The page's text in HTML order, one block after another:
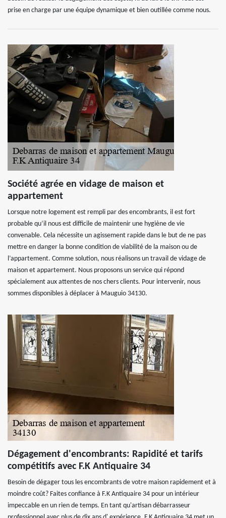
prise en charge par une équipe dynamique et bien outillée comme nous.
Société agrée en vidage de maison et
appartement
Lorsque notre logement est rempli par des encombrants, il est fort
probable qu’il nous est difficile de maintenir une hygiène de vie
convenable. Cela nécessite un agissement rapide dans le but de ne pas
mettre en danger la bonne condition de viabilité de la maison ou de
l’appartement. Comme solution, nous réalisons un travail de vidage de
maison et appartement. Nous proposons un service qui répond
spécialement aux attentes de nos chers clients. Pour intervenir, nous
sommes disponibles à déplacer à Mauguio 34130.
Dégagement d'encombrants: Rapidité et tarifs
compétitifs avec F.K Antiquaire 34
Besoin de dégager tous les encombrants de votre maison rapidement et à
moindre coût? Faites confiance à F.K Antiquaire 34 pour un intérieur
impeccable en un rien de temps. En tant qu'artisan débarrasseur